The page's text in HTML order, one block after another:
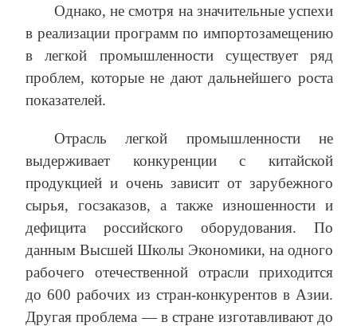
Однако, не смотря на значительные успехи
в реализации программ по импортозамещению
в легкой промышленности существует ряд
проблем, которые не дают дальнейшего роста
показателей.
Отрасль легкой промышленности не
выдерживает конкуренции с китайской
продукцией и очень зависит от зарубежного
сырья, госзаказов, а также изношенности и
дефицита российского оборудования. По
данным Высшей Школы Экономики, на одного
рабочего отечественной отрасли приходится
до 600 рабочих из стран-конкурентов в Азии.
Другая проблема — в стране изготавливают до